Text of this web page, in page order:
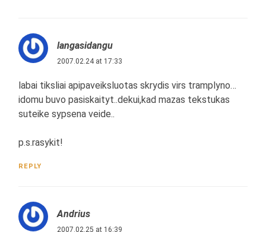
langasidangu
2007.02.24 at 17:33
labai tiksliai apipaveiksluotas skrydis virs tramplyno…
idomu buvo pasiskaityt..dekui,kad mazas tekstukas
suteike sypsena veide..
p.s.rasykit!
REPLY
Andrius
2007.02.25 at 16:39